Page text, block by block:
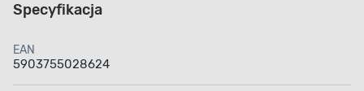
Specyfikacja
EAN
5903755028624